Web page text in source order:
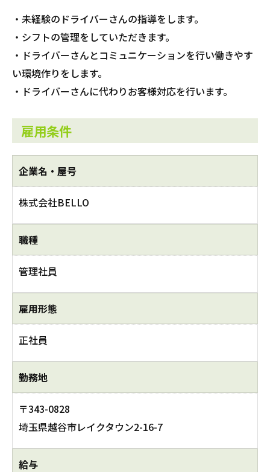
・未経験のドライバーさんの指導をします。
・シフトの管理をしていただきます。
・ドライバーさんとコミュニケーションを行い働きやす
い環境作りをします。
・ドライバーさんに代わりお客様対応を行います。
雇用条件
企業名・屋号
株式会社BELLO
職種
管理社員
雇用形態
正社員
勤務地
〒343-0828
埼玉県越谷市レイクタウン2-16-7
給与